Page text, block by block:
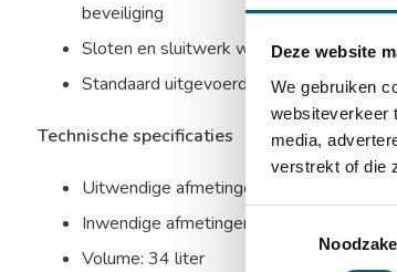
Deze website
We gebruiken
websiteverkeer
media,
verstrekt of die
beveiliging
Sloten en sluitwerk worden beschermd
Standaard uitgevoerd met 1 in hoogte
Technische specificaties
Uitwendige afmetingen: 470 x 480 x
Inwendige afmetingen: 330 x 340 x 300
Volume: 34 liter